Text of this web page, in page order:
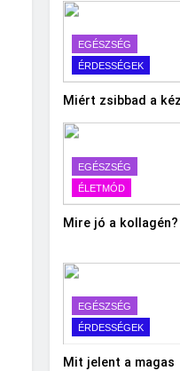
EGÉSZSÉG
ÉRDESSÉGEK
Miért zsibbad a
EGÉSZSÉG
ÉLETMÓD
Mire jó a kollagén?
EGÉSZSÉG
ÉRDESSÉGEK
Mit jelent a magas